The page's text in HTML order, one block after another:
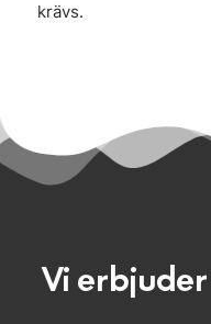
krävs.
Vi